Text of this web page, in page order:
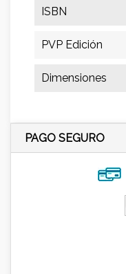
ISBN
PVP Edición
Dimensiones
PAGO SEGURO